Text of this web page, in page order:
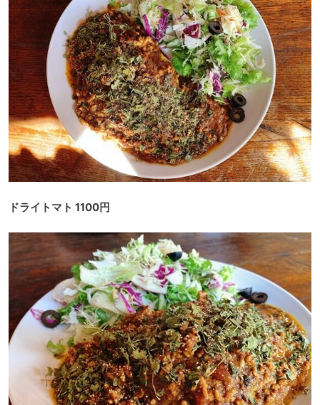
ドライトマト 1100円